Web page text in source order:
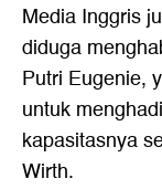
Media Inggris
diduga
Putri Eugenie,
untuk
kapasitasnya
Wirth.